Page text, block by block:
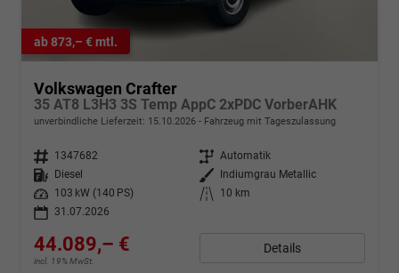
ab 873,– € mtl.
Volkswagen Crafter
35 AT8 L3H3 3S Temp AppC 2xPDC VorberAHK
unverbindliche Lieferzeit: 15.10.2026 Fahrzeug mit Tageszulassung
Fahrzeugnr. 1347682 Getriebe Automatik
Kraftstoff
Diesel Außenfarbe
Indiumgrau Metallic
Leistung
103 kW (140 PS) Kilometerstand
10 km
31.07.2026
44.089,– €
incl. 19% MwSt.
Details